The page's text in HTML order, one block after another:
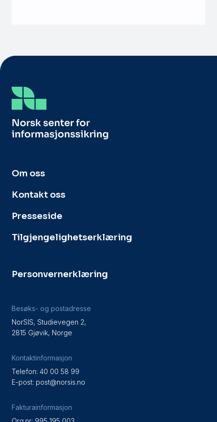
Om oss
Kontakt oss
Presseside
Tilgjengelighetserklæring
Personvernerklæring
Besøks- og postadresse
NorSIS, Studievegen 2,
2815 Gjøvik, Norge
Kontaktinformasjon
Telefon: 40 00 58 99
E-post: post@norsis.no
Fakturainformasjon